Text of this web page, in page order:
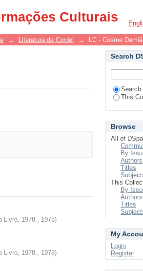
Culturais
→ Literatura de Cordel → LC - Cosme
Livro, 1978., 1978)
Livro, 1978., 1978)
Search
Search
This
Browse
All of
By
Authors
Titles
This
By
Authors
Titles
My
Login
Register